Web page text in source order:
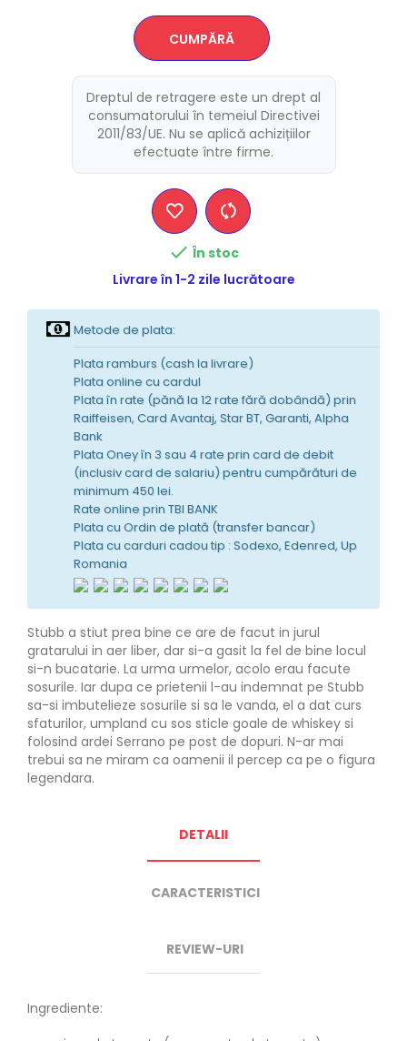
CUMPĂRĂ
Dreptul de retragere este un drept al
consumatorului în temeiul Directivei
2011/83/UE. Nu se aplică achizițiilor
efectuate între firme.
 În stoc
Livrare în 1-2 zile lucrătoare
Metode de plata:
Plata ramburs (cash la livrare)
Plata online cu cardul
Plata în rate (pănă la 12 rate fără dobândă) prin
Raiffeisen, Card Avantaj, Star BT, Garanti, Alpha
Bank
Plata Oney în 3 sau 4 rate prin card de debit
(inclusiv card de salariu) pentru cumpărături de
minimum 450 lei.
Rate online prin TBI BANK
Plata cu Ordin de plată (transfer bancar)
Plata cu carduri cadou tip : Sodexo, Edenred, Up
Romania
Stubb a stiut prea bine ce are de facut in jurul
gratarului in aer liber, dar si-a gasit la fel de bine locul
si-n bucatarie. La urma urmelor, acolo erau facute
sosurile. Iar dupa ce prietenii l-au indemnat pe Stubb
sa-si imbutelieze sosurile si sa le vanda, el a dat curs
sfaturilor, umpland cu sos sticle goale de whiskey si
folosind ardei Serrano pe post de dopuri. N-ar mai
trebui sa ne miram ca oamenii il percep ca pe o figura
legendara.
DETALII
CARACTERISTICI
REVIEW-URI
Ingrediente: